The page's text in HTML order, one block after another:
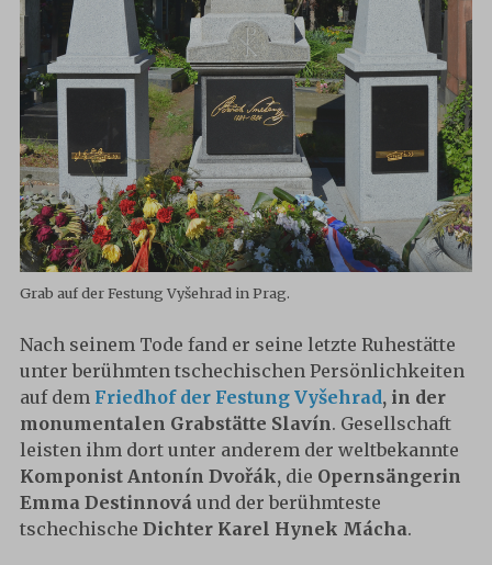
Grab auf der Festung Vyšehrad in Prag.
Nach seinem Tode fand er seine letzte Ruhestätte
unter berühmten tschechischen Persönlichkeiten
auf dem Friedhof der Festung Vyšehrad, in der
monumentalen Grabstätte Slavín. Gesellschaft
leisten ihm dort unter anderem der weltbekannte
Komponist Antonín Dvořák, die Opernsängerin
Emma Destinnová und der berühmteste
tschechische Dichter Karel Hynek Mácha.